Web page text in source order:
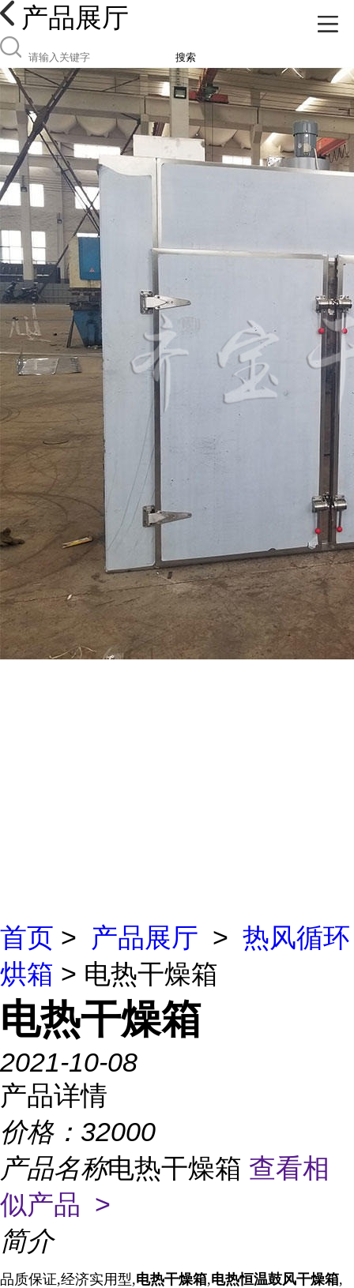
产品展厅
搜索
首页 > 产品展厅 > 热风循环
烘箱 > 电热干燥箱
电热干燥箱
2021-10-08
产品详情
价格： 32000
产品名称电热干燥箱 查看相
似产品 >
简介
品质保证,经济实用型,电热干燥箱,电热恒温鼓风干燥箱,